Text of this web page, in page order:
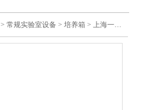
>常规实验室设备 >培养箱 > 上海一恒微生物培养箱